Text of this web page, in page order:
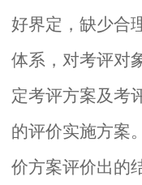
好界定，缺少合
体系，对考评对
定考评方案及考
的评价实施方案
价方案评价出的